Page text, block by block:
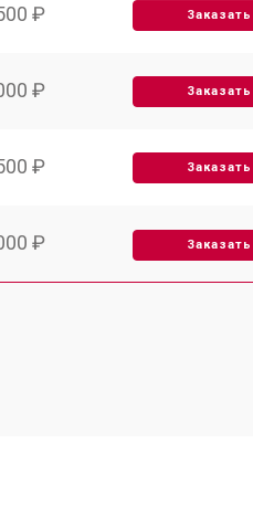
₽ Заказать
₽ Заказать
₽ Заказать
₽ Заказать